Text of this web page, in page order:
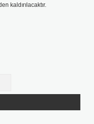
kaldırılacaktır.